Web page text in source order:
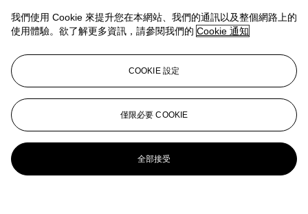
我們使用 Cookie 來提升您在本網站、我們的通訊以及整個網路上的
使用體驗。欲了解更多資訊，請參閱我們的 Cookie 通知
COOKIE 設定
僅限必要 COOKIE
全部接受